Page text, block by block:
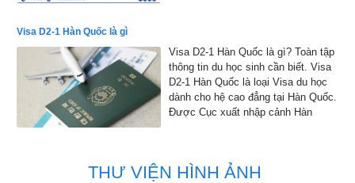
Visa D2-1 Hàn Quốc là gì
Visa D2-1 Hàn Quốc là gì? Toàn tập
thông tin du học sinh cần biết. Visa
D2-1 Hàn Quốc là loại Visa du học
dành cho hệ cao đẳng tại Hàn Quốc.
Được Cục xuất nhập cảnh Hàn
THƯ VIỆN HÌNH ẢNH